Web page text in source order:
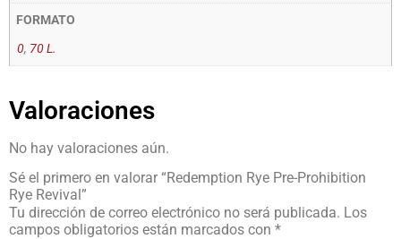
FORMATO
0, 70 L.
Valoraciones
No hay valoraciones aún.
Sé el primero en valorar “Redemption Rye Pre-Prohibition
Rye Revival”
Tu dirección de correo electrónico no será publicada. Los
campos obligatorios están marcados con *